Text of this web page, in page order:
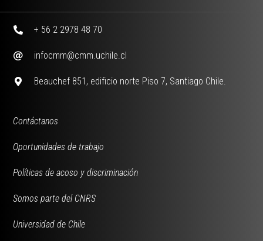
+ 56 2 2978 48 70
infocmm@cmm.uchile.cl
Beauchef 851, edificio norte Piso 7, Santiago Chile.
Contáctanos
Oportunidades de trabajo
Políticas de acoso y discriminación
Somos parte del CNRS
Universidad de Chile